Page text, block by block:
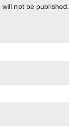
not be published.